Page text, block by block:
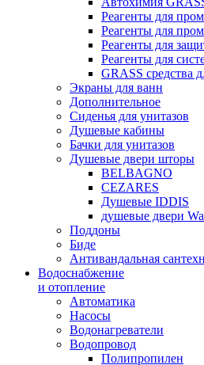
Реагенты для
Реагенты для
Реагенты для
Реагенты для
GRASS средства
Экраны для ванн
Дополнительное
Сиденья для унитазов
Душевые кабины
Бачки для унитазов
Душевые двери шторы
BELBAGNO
CEZARES
Душевые IDDIS
душевые двери
Поддоны
Биде
Антивандальная
Водоснабжение
и отопление
Автоматика
Насосы
Водонагреватели
Водопровод
Полипропилен